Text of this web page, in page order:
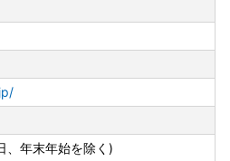
よる申請」も引き続き利用可能
年末年始を除く)